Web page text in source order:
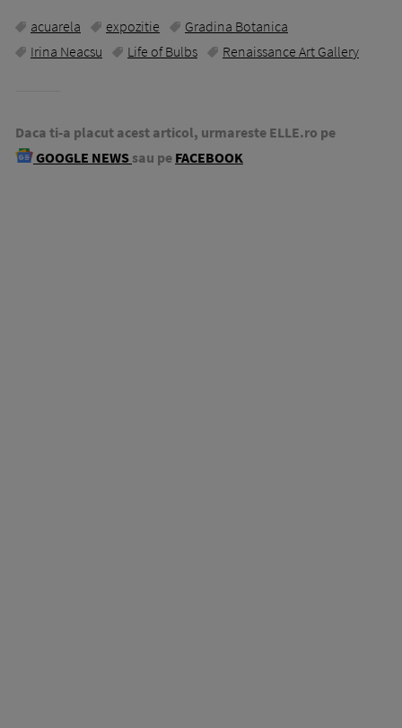
acuarela expozitie
Gradina Botanica
Irina Neacsu
Life of Bulbs Renaissance Art Gallery
Daca ti-a placut acest articol, urmareste ELLE.ro pe
GOOGLE NEWS sau pe FACEBOOK